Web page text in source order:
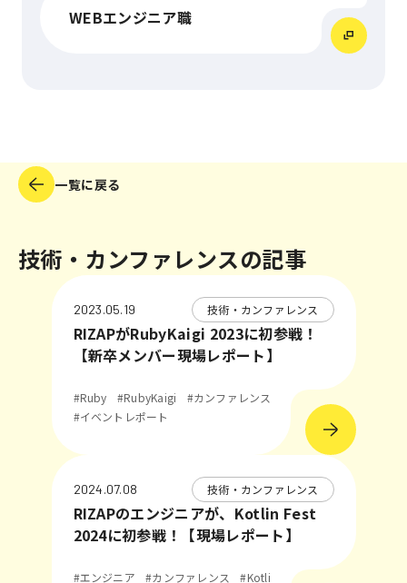
WEBエンジニア職
一覧に戻る
技術・カンファレンスの記事
2023.05.19 技術・カンファレンス
RIZAPがRubyKaigi 2023に初参戦！
【新卒メンバー現場レポート】
#Ruby #RubyKaigi
#カンファレンス
#イベントレポート
2024.07.08 技術・カンファレンス
RIZAPのエンジニアが、Kotlin Fest
2024に初参戦！【現場レポート】
#エンジニア #カンファレンス
#Kotli